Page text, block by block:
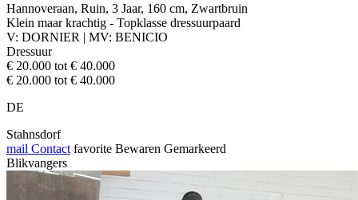
Hannoveraan, Ruin, 3 Jaar, 160 cm, Zwartbruin
Klein maar krachtig - Topklasse dressuurpaard
V: DORNIER | MV: BENICIO
Dressuur
€ 20.000 tot € 40.000
€ 20.000 tot € 40.000
DE
Stahnsdorf
mail Contact favorite Bewaren Gemarkeerd
Blikvangers